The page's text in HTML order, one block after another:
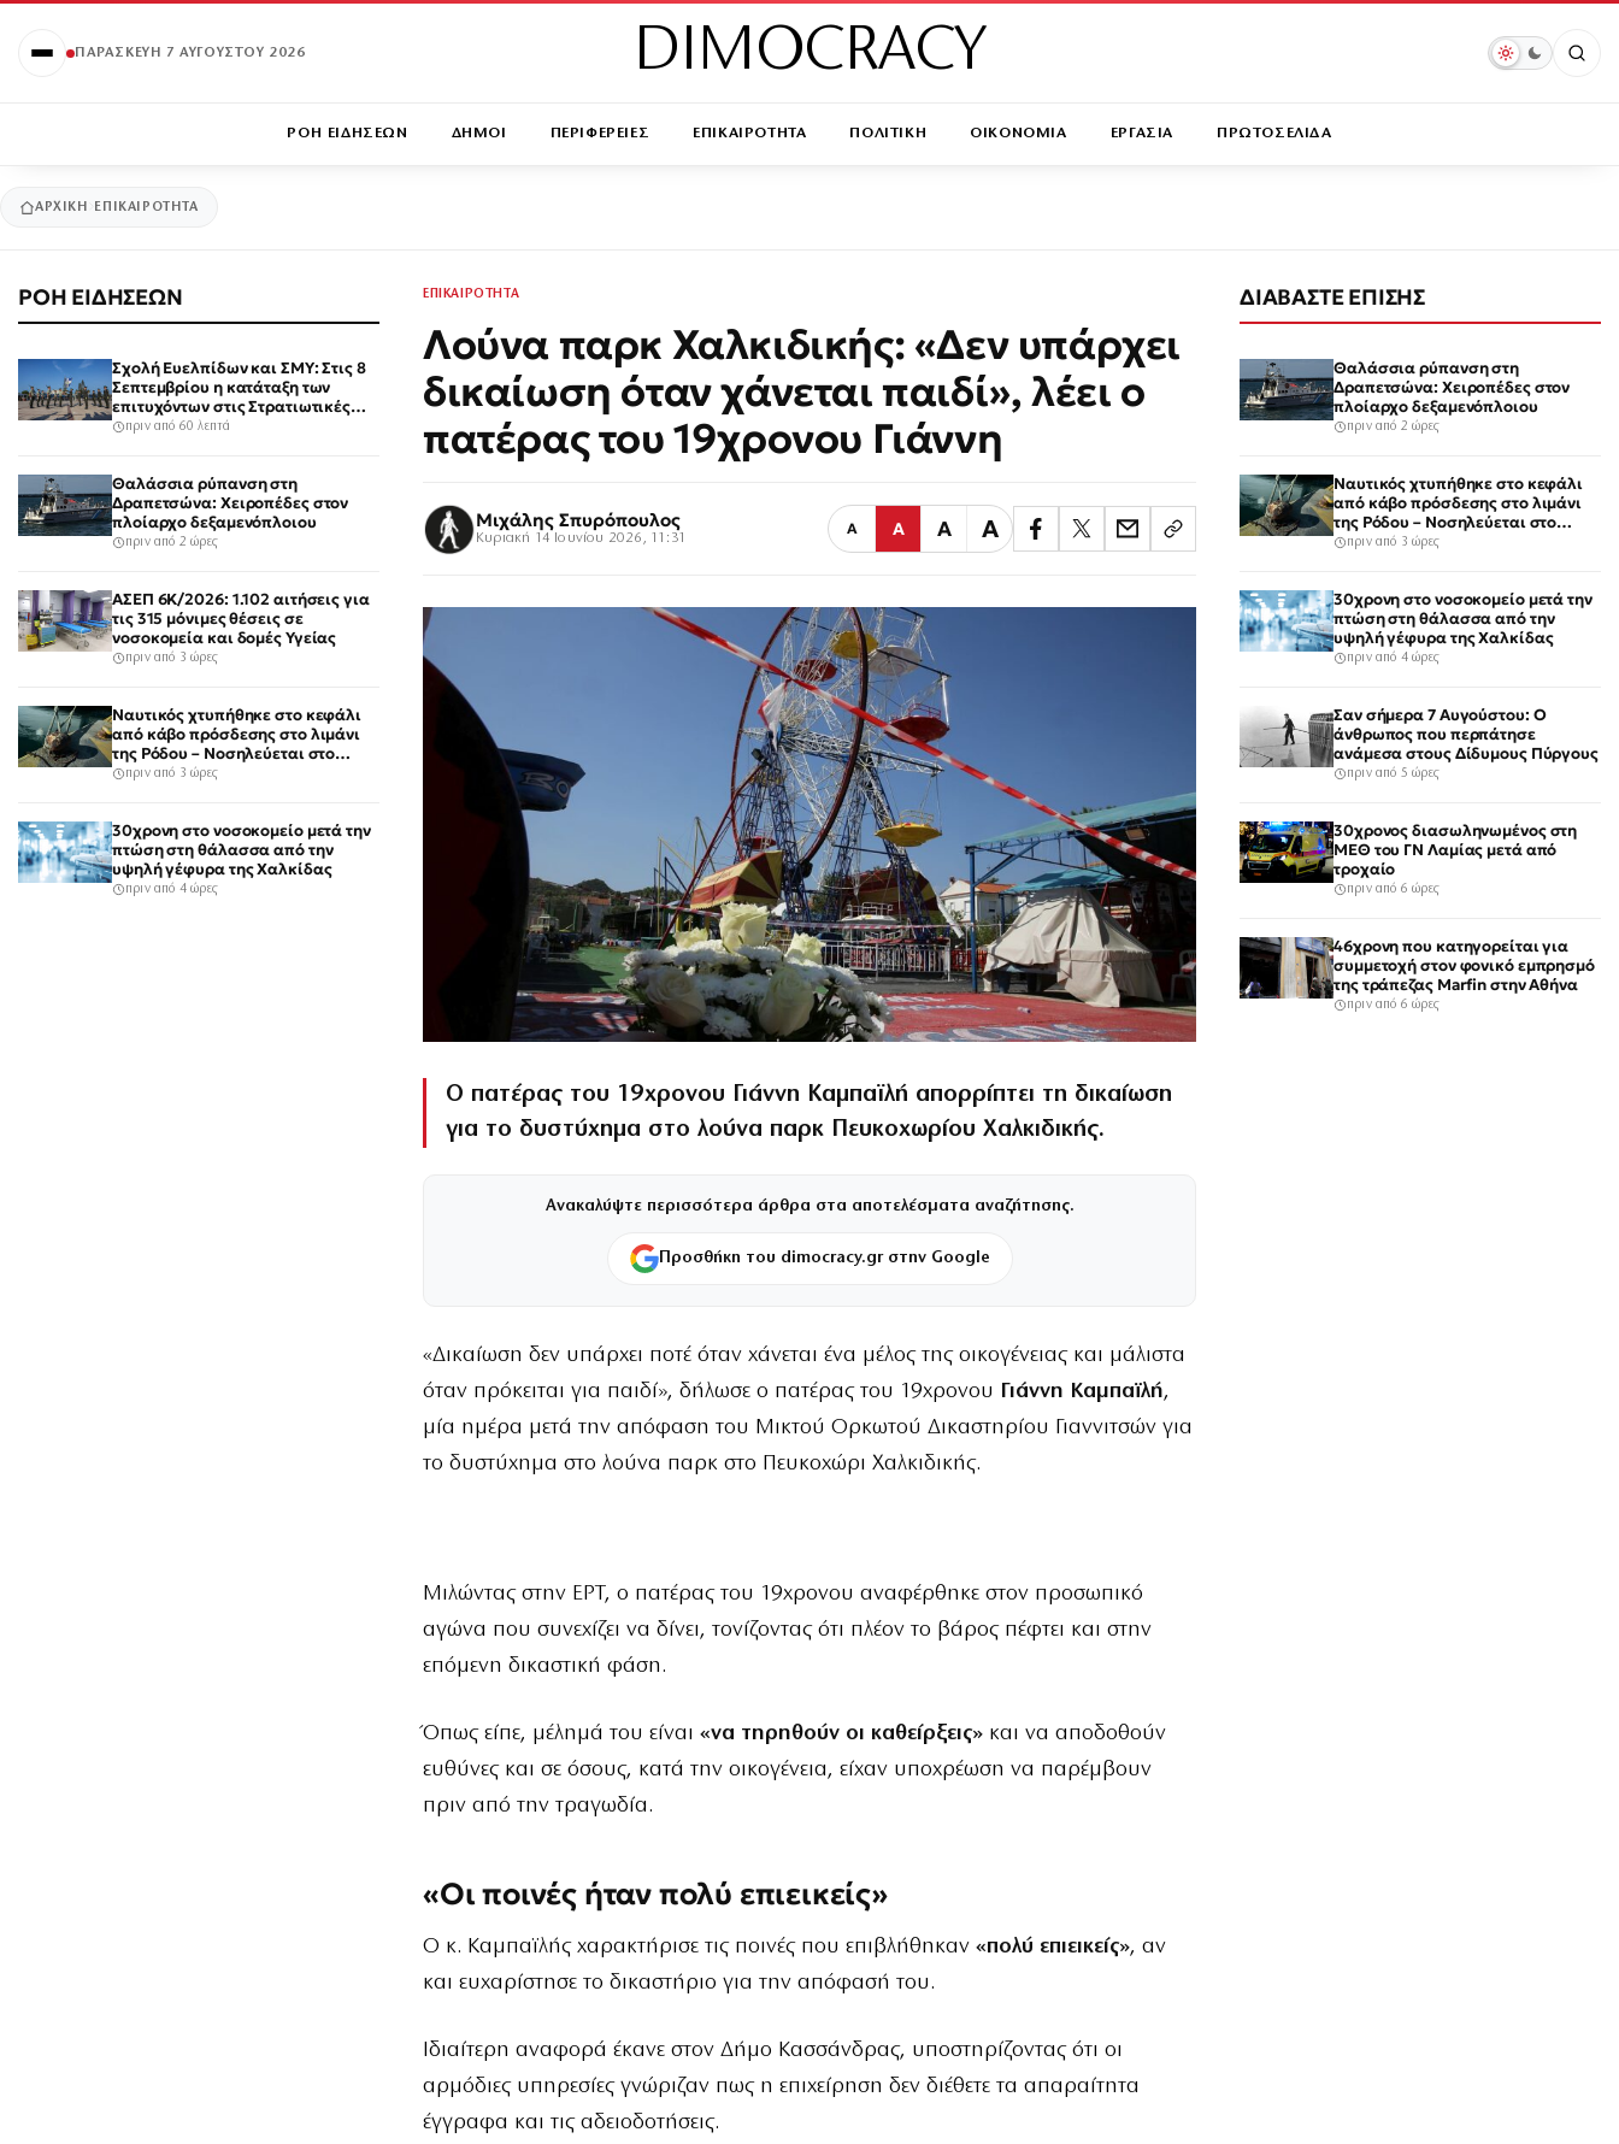
ΠΑΡΑΣΚΕΥΉ 7 ΑΥΓΟΎΣΤΟΥ 2026 DIMOCRACY
ΡΟΗ ΕΙΔΗΣΕΩΝ ΔΗΜΟΙ ΠΕΡΙΦΕΡΕΙΕΣ ΕΠΙΚΑΙΡΟΤΗΤΑ ΠΟΛΙΤΙΚΗ ΟΙΚΟΝΟΜΙΑ ΕΡΓΑΣΙΑ ΠΡΩΤΟΣΕΛΙΔΑ
ΑΡΧΙΚΉ ΕΠΙΚΑΙΡΟΤΗΤΑ
ΡΟΗ ΕΙΔΗΣΕΩΝ
Σχολή Ευελπίδων και ΣΜΥ: Στις 8
Σεπτεμβρίου η κατάταξη των
επιτυχόντων στις Στρατιωτικές
Σχολές
πριν από 60 λεπτά
Θαλάσσια ρύπανση στη
Δραπετσώνα: Χειροπέδες στον
πλοίαρχο δεξαμενόπλοιου
πριν από 2 ώρες
ΑΣΕΠ 6Κ/2026: 1.102 αιτήσεις για
τις 315 μόνιμες θέσεις σε
νοσοκομεία και δομές Υγείας
πριν από 3 ώρες
Ναυτικός χτυπήθηκε στο κεφάλι
από κάβο πρόσδεσης στο λιμάνι
της Ρόδου – Νοσηλεύεται στο
νοσοκομείο
πριν από 3 ώρες
30χρονη στο νοσοκομείο μετά την
πτώση στη θάλασσα από την
υψηλή γέφυρα της Χαλκίδας
πριν από 4 ώρες
ΕΠΙΚΑΙΡΟΤΗΤΑ
Λούνα παρκ Χαλκιδικής: «Δεν υπάρχει
δικαίωση όταν χάνεται παιδί», λέει ο
πατέρας του 19χρονου Γιάννη
Μιχάλης Σπυρόπουλος
Κυριακή 14 Ιουνίου 2026, 11:31
Α Α Α Α
Ο πατέρας του 19χρονου Γιάννη Καμπαϊλή απορρίπτει τη δικαίωση
για το δυστύχημα στο λούνα παρκ Πευκοχωρίου Χαλκιδικής.
Ανακαλύψτε περισσότερα άρθρα στα αποτελέσματα αναζήτησης.
Προσθήκη του dimocracy.gr στην Google
«Δικαίωση δεν υπάρχει ποτέ όταν χάνεται ένα μέλος της οικογένειας και μάλιστα
όταν πρόκειται για παιδί», δήλωσε ο πατέρας του 19χρονου Γιάννη Καμπαϊλή,
μία ημέρα μετά την απόφαση του Μικτού Ορκωτού Δικαστηρίου Γιαννιτσών για
το δυστύχημα στο λούνα παρκ στο Πευκοχώρι Χαλκιδικής.
Μιλώντας στην ΕΡΤ, ο πατέρας του 19χρονου αναφέρθηκε στον προσωπικό
αγώνα που συνεχίζει να δίνει, τονίζοντας ότι πλέον το βάρος πέφτει και στην
επόμενη δικαστική φάση.
Όπως είπε, μέλημά του είναι «να τηρηθούν οι καθείρξεις» και να αποδοθούν
ευθύνες και σε όσους, κατά την οικογένεια, είχαν υποχρέωση να παρέμβουν
πριν από την τραγωδία.
«Οι ποινές ήταν πολύ επιεικείς»
Ο κ. Καμπαϊλής χαρακτήρισε τις ποινές που επιβλήθηκαν «πολύ επιεικείς», αν
και ευχαρίστησε το δικαστήριο για την απόφασή του.
Ιδιαίτερη αναφορά έκανε στον Δήμο Κασσάνδρας, υποστηρίζοντας ότι οι
αρμόδιες υπηρεσίες γνώριζαν πως η επιχείρηση δεν διέθετε τα απαραίτητα
έγγραφα και τις αδειοδοτήσεις.
ΔΙΑΒΑΣΤΕ ΕΠΙΣΗΣ
Θαλάσσια ρύπανση στη
Δραπετσώνα: Χειροπέδες στον
πλοίαρχο δεξαμενόπλοιου
πριν από 2 ώρες
Ναυτικός χτυπήθηκε στο κεφάλι
από κάβο πρόσδεσης στο λιμάνι
της Ρόδου – Νοσηλεύεται στο
νοσοκομείο
πριν από 3 ώρες
30χρονη στο νοσοκομείο μετά την
πτώση στη θάλασσα από την
υψηλή γέφυρα της Χαλκίδας
πριν από 4 ώρες
Σαν σήμερα 7 Αυγούστου: Ο
άνθρωπος που περπάτησε
ανάμεσα στους Δίδυμους Πύργους
πριν από 5 ώρες
30χρονος διασωληνωμένος στη
ΜΕΘ του ΓΝ Λαμίας μετά από
τροχαίο
πριν από 6 ώρες
46χρονη που κατηγορείται για
συμμετοχή στον φονικό εμπρησμό
της τράπεζας Marfin στην Αθήνα
πριν από 6 ώρες